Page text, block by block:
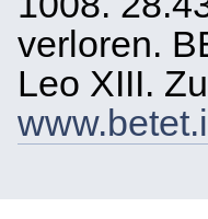
verloren.
Leo XIII.